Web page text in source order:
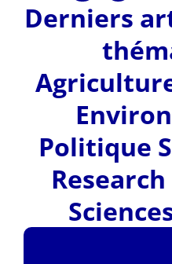
Derniers
Politique